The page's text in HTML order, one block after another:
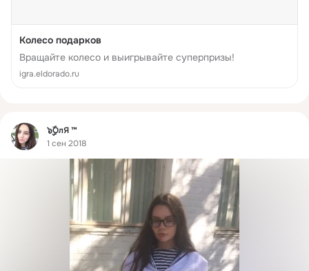
Колесо подарков
Вращайте колесо и выигрывайте суперпризы!
igra.eldorado.ru
Фид
๖ۣۣۜOлЯ ™
1 сен 2018